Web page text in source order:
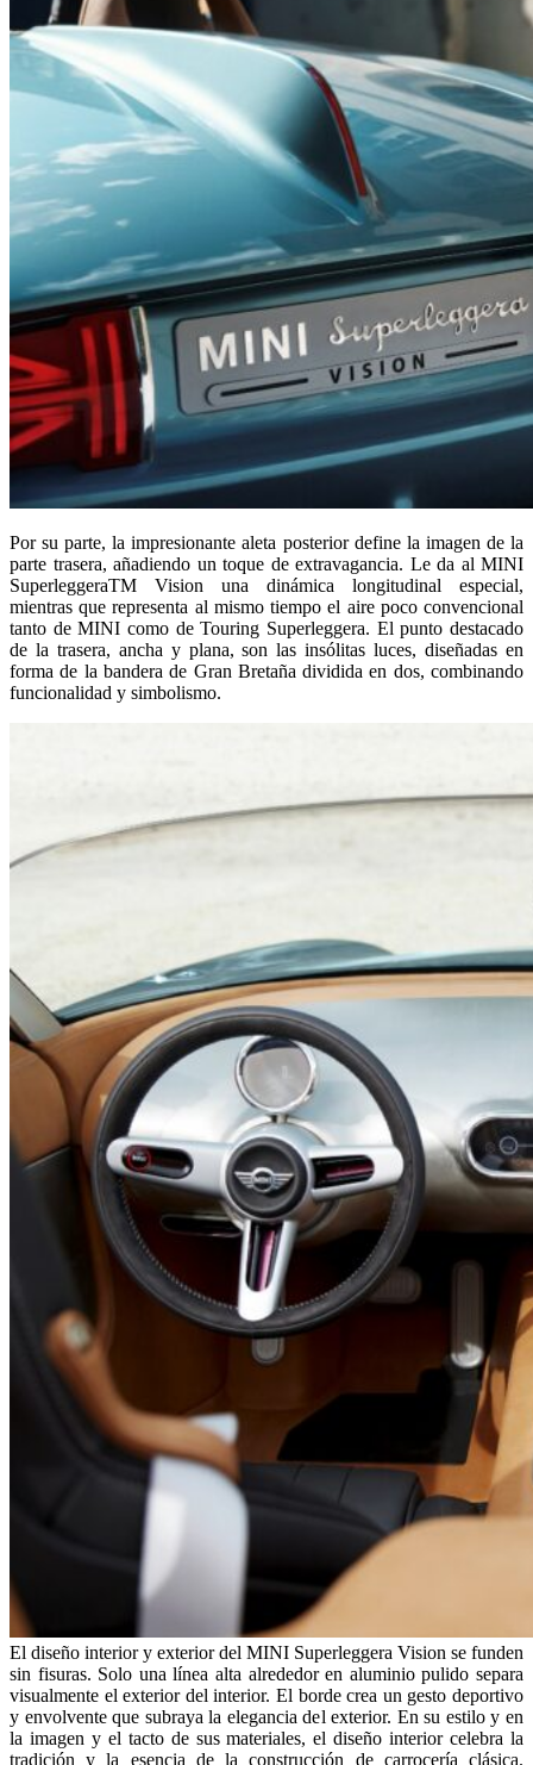
Por su parte, la impresionante aleta posterior define la imagen de la
parte trasera, añadiendo un toque de extravagancia. Le da al MINI
SuperleggeraTM Vision una dinámica longitudinal especial,
mientras que representa al mismo tiempo el aire poco convencional
tanto de MINI como de Touring Superleggera. El punto destacado
de la trasera, ancha y plana, son las insólitas luces, diseñadas en
forma de la bandera de Gran Bretaña dividida en dos, combinando
funcionalidad y simbolismo.
El diseño interior y exterior del MINI Superleggera Vision se funden
sin fisuras. Solo una línea alta alrededor en aluminio pulido separa
visualmente el exterior del interior. El borde crea un gesto deportivo
y envolvente que subraya la elegancia del exterior. En su estilo y en
la imagen y el tacto de sus materiales, el diseño interior celebra la
tradición y la esencia de la construcción de carrocería clásica.